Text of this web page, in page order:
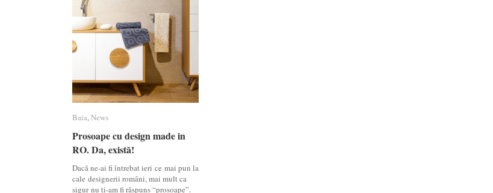
Baia,News
Prosoape cu design made in
RO. Da, există!
Dacă ne-ai fi întrebat ieri ce mai pun la
cale designerii români, mai mult ca
sigur nu ți-am fi răspuns “prosoape”.
Baia News
Prosoape cu design made in
RO. Da, există!